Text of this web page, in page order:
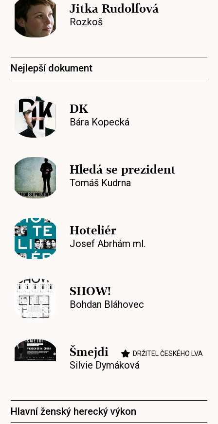
Jitka Rudolfová
Rozkoš
Nejlepší dokument
DK
Bára Kopecká
Hledá se prezident
Tomáš Kudrna
Hoteliér
Josef Abrhám ml.
SHOW!
Bohdan Bláhovec
Šmejdi DRŽITEL ČESKÉHO LVA
Silvie Dymáková
Hlavní ženský herecký výkon